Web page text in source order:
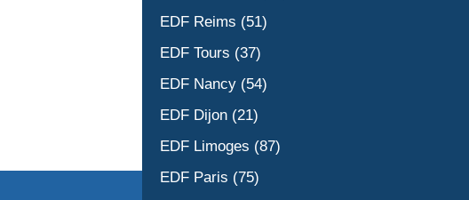
EDF Reims (51)
EDF Tours (37)
EDF Nancy (54)
EDF Dijon (21)
EDF Limoges (87)
EDF Paris (75)